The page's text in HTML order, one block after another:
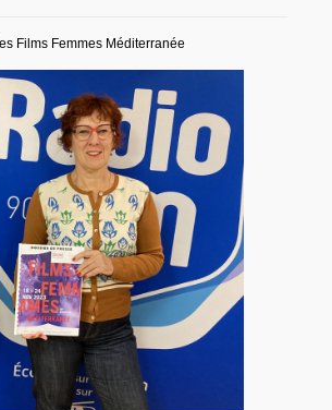
Films Femmes Méditerranée